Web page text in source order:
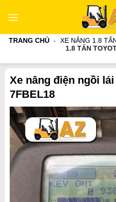
qua
dungTRANG CHỦ - XE NÂNG 1.8
1.8 TẤN
Xe nâng điện ngồi
7FBEL18